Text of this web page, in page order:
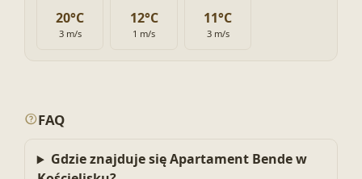
20°C
3 m/s
12°C
1 m/s
11°C
3 m/s
FAQ
Gdzie znajduje się Apartament Bende w